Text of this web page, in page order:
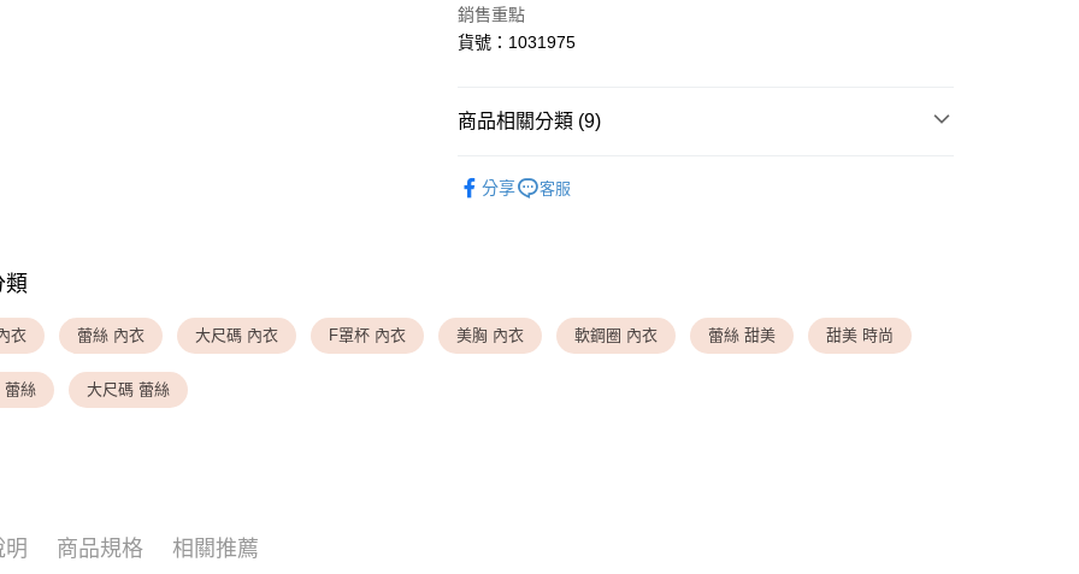
全家取貨付款
付款後全家取貨
<無合作配送請勿選取>付款後萊爾富取貨
銷售重點
貨號：1031975
商品相關分類 (9)
▎ SIZE ▸ 罩杯尺寸 ◆ F罩杯
分享 客服
類
衣 蕾絲 內衣 大尺碼 內衣 F罩杯 內衣 美胸 內衣 軟鋼圈 內衣 蕾絲 甜美 甜美 時尚
蕾絲 大尺碼 蕾絲
明 商品規格 相關推薦